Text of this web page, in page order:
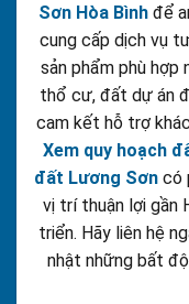
Sơn Hòa Bình để
cung cấp dịch vụ
sản phẩm phù hợp
thổ cư, đất dự án
cam kết hỗ trợ
Xem quy hoạch
đất Lương Sơncó
vị trí thuận lợi gần
triển. Hãy liên hệ
nhật những bất